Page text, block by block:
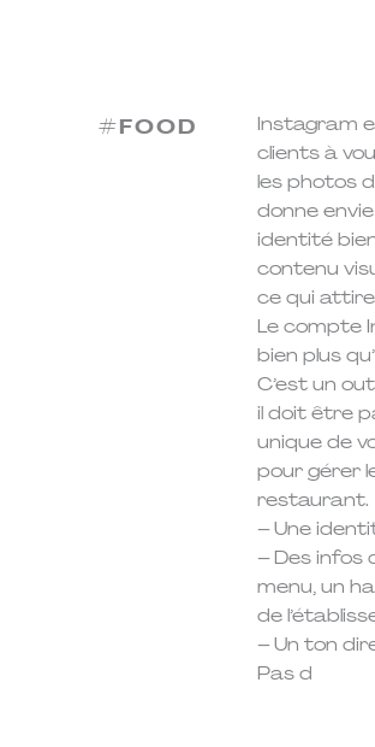
#FOOD
Instagram
clients à
les photos
donne envie
identité
contenu
ce qui
Le compte
bien plus
C’est un
il doit être
unique de
pour gérer
restaurant.
– Une
– Des infos
menu, un
de
– Un ton
Pas d